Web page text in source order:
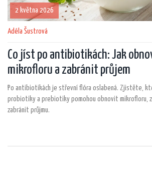
2 května 2026
Adéla Šustrová
Co jíst po antibiotikách: Jak
mikrofloru a zabránit průjem
Po antibiotikách je střevní flóra oslabená. Zjistěte,
probiotiky a prebiotiky pomohou obnovit mikrofloru,
zabránit průjmu.